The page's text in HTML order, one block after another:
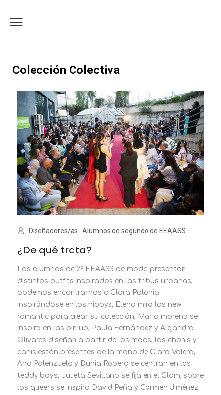
Colección Colectiva
Diseñadores/as : Alumnos de segundo de EEAASS
¿De qué trata?
Los alumnos de 2º EEAASS de moda presentan
distintos outfits inspirados en las tribus urbanas,
podemos encontrarnos a Clara Polonio
inspirándose en los hippys, Elena mira los new
romantic para crear su colección, Maria moreno se
inspira en las pin up, Paula Fernández y Alejandra
Olivares diseñan a partir de los mods, los chonis y
canis están presentes de la mano de Clara Valero,
Ana Palenzuela y Dunia Ropero se centran en los
teddy boys, Julieta Sevillano se fija en el Glam, sobre
los queers se inspira David Peña y Carmen Jiménez